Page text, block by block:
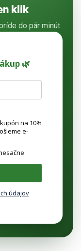
klik
do pár minút.
🌿
na 10%
e-
údajov